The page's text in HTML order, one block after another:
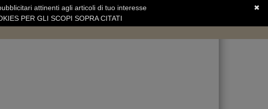
SERVIZIO CLIENTI +39.0773.470.562 ✖
attinenti agli articoli di tuo interesse
PER GLI SCOPI SOPRA CITATI